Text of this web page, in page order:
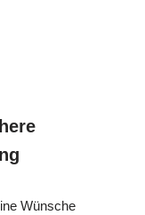
Wünsche